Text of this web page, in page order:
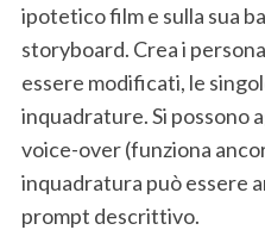
ipotetico film e sulla sua
storyboard. Crea i
essere modificati, le
inquadrature. Si possono
voice-over (funziona
inquadratura può essere
prompt descrittivo.